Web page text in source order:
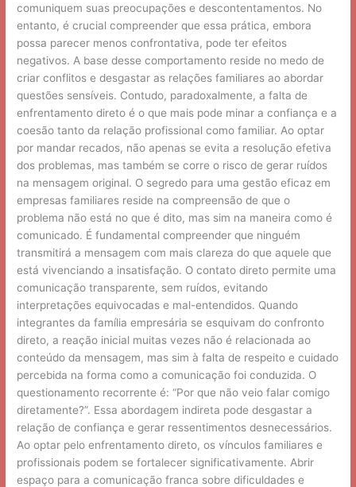
comuniquem suas preocupações e descontentamentos. No
entanto, é crucial compreender que essa prática, embora
possa parecer menos confrontativa, pode ter efeitos
negativos. A base desse comportamento reside no medo de
criar conflitos e desgastar as relações familiares ao abordar
questões sensíveis. Contudo, paradoxalmente, a falta de
enfrentamento direto é o que mais pode minar a confiança e a
coesão tanto da relação profissional como familiar. Ao optar
por mandar recados, não apenas se evita a resolução efetiva
dos problemas, mas também se corre o risco de gerar ruídos
na mensagem original. O segredo para uma gestão eficaz em
empresas familiares reside na compreensão de que o
problema não está no que é dito, mas sim na maneira como é
comunicado. É fundamental compreender que ninguém
transmitirá a mensagem com mais clareza do que aquele que
está vivenciando a insatisfação. O contato direto permite uma
comunicação transparente, sem ruídos, evitando
interpretações equivocadas e mal-entendidos. Quando
integrantes da família empresária se esquivam do confronto
direto, a reação inicial muitas vezes não é relacionada ao
conteúdo da mensagem, mas sim à falta de respeito e cuidado
percebida na forma como a comunicação foi conduzida. O
questionamento recorrente é: “Por que não veio falar comigo
diretamente?”. Essa abordagem indireta pode desgastar a
relação de confiança e gerar ressentimentos desnecessários.
Ao optar pelo enfrentamento direto, os vínculos familiares e
profissionais podem se fortalecer significativamente. Abrir
espaço para a comunicação franca sobre dificuldades e